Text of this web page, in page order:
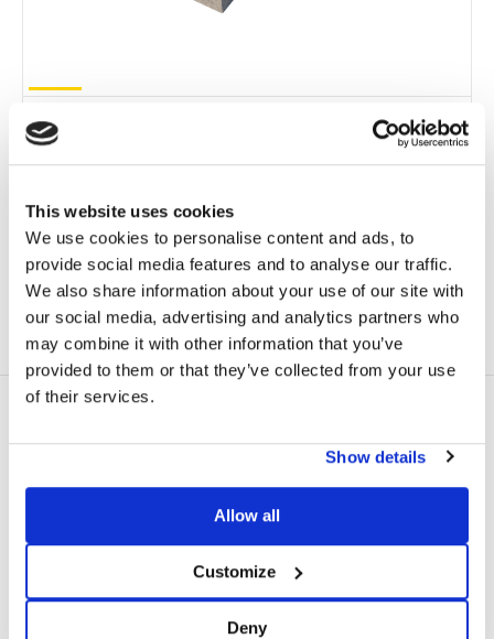
This website uses cookies
We use cookies to personalise content and ads, to
provide social media features and to analyse our traffic.
We also share information about your use of our site with
our social media, advertising and analytics partners who
may combine it with other information that you’ve
provided to them or that they’ve collected from your use
of their services.
Show details
Allow all
Customize
Deny
DISPONIBLES
CONTACTEZ-NOUS POUR EN SAVOIR PLUS
DESCRIPTION ET
FICHE TECHNIQUE
FAQ MONTAGE VIDÉO
JAMAIS ÉTÉ SI SIMPLE À ASSEMBLER!
plus dans la direction de la mission de l’entreprise : contribuer
atteindre l’auto-subsistance.
En effet, ce système simplifie et facilite l’installation
photovoltaïque sur des couvertures planes. Les lests sont
munis d’une dent qui sert de logement au module en
empêchant le dégagement en améliorant l’étanchéité. La